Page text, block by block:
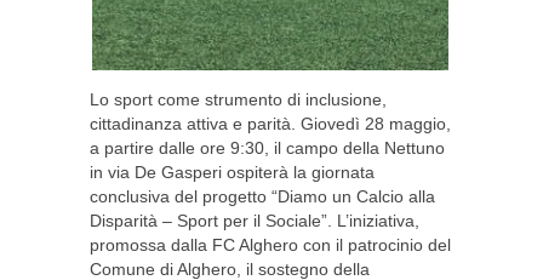
Lo sport come strumento di inclusione,
cittadinanza attiva e parità. Giovedì 28 maggio,
a partire dalle ore 9:30, il campo della Nettuno
in via De Gasperi ospiterà la giornata
conclusiva del progetto “Diamo un Calcio alla
Disparità – Sport per il Sociale”. L’iniziativa,
promossa dalla FC Alghero con il patrocinio del
Comune di Alghero, il sostegno della